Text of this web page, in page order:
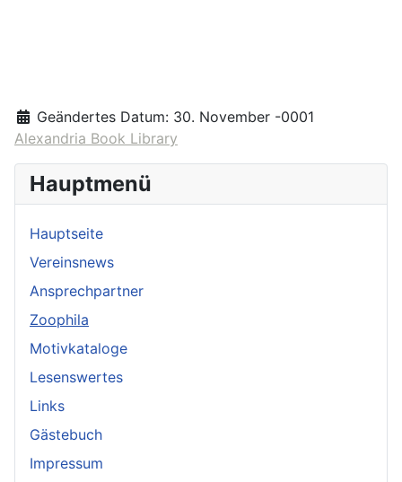
Hauptmenü
Hauptseite
Vereinsnews
Ansprechpartner
Zoophila
Motivkataloge
Lesenswertes
Links
Gästebuch
Impressum
Geändertes Datum: 30. November -0001
Alexandria Book Library